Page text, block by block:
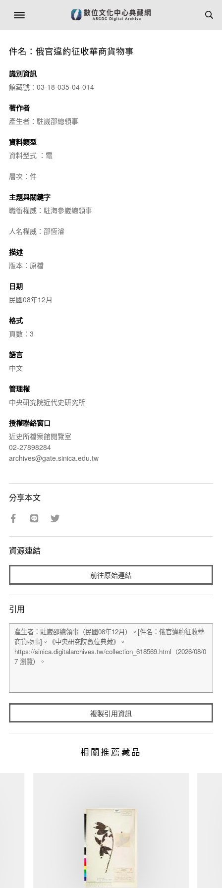
件名：俄官違約征收華商貨物事
識別資訊
館藏號：03-18-035-04-014
著作者
產生者：駐崴邵總領事
資料類型
資料型式 ：電
層次：件
主題與關鍵字
職銜權威：駐海參崴總領事
人名權威：邵恆濬
描述
版本：原檔
日期
民國08年12月
格式
頁數：3
語言
中文
管理權
中央研究院近代史研究所
授權聯絡窗口
近史所檔案館閱覽室
02-27898284
archives@gate.sinica.edu.tw
分享本文
資源連結
前往原始連結
引用
複製引用資訊
相關推薦藏品